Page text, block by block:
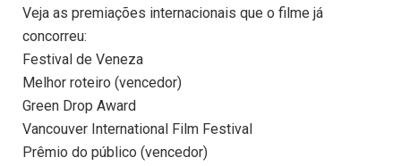
Veja as premiações internacionais que o filme já
concorreu:
Festival de Veneza
Melhor roteiro (vencedor)
Green Drop Award
Vancouver International Film Festival
Prêmio do público (vencedor)